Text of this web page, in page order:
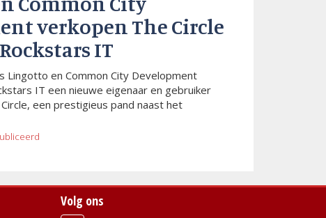
verkopen The Circle
IT
Lingotto en Common City Development
IT een nieuwe eigenaar en gebruiker
een prestigieus pand naast het
Volg ons